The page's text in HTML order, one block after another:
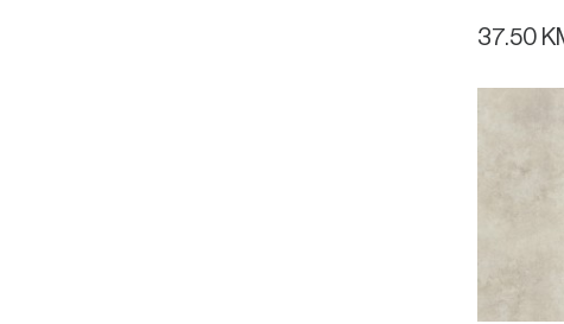
Prodajni program
37.50